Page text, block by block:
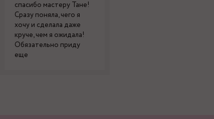
спасибо мастеру Тане!
Сразу поняла, чего я
хочу и сделала даже
круче, чем я ожидала!
Обязательно приду
еще